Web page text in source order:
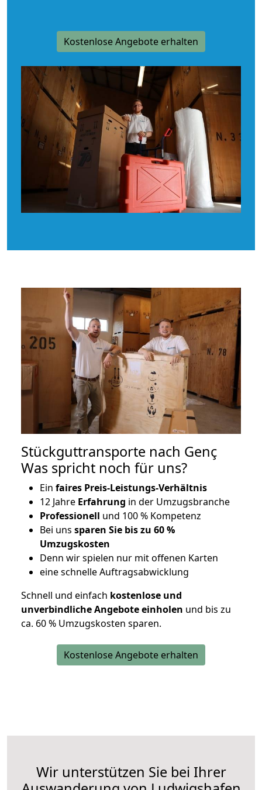
Kostenlose Angebote erhalten
Stückguttransporte nach Genç
Was spricht noch für uns?
Ein faires Preis-Leistungs-Verhältnis
12 Jahre Erfahrung in der Umzugsbranche
Professionell und 100 % Kompetenz
Bei uns sparen Sie bis zu 60 %
Umzugskosten
Denn wir spielen nur mit offenen Karten
eine schnelle Auftragsabwicklung
Schnell und einfach kostenlose und
unverbindliche Angebote einholen und bis zu
ca. 60 % Umzugskosten sparen.
Kostenlose Angebote erhalten
Wir unterstützen Sie bei Ihrer